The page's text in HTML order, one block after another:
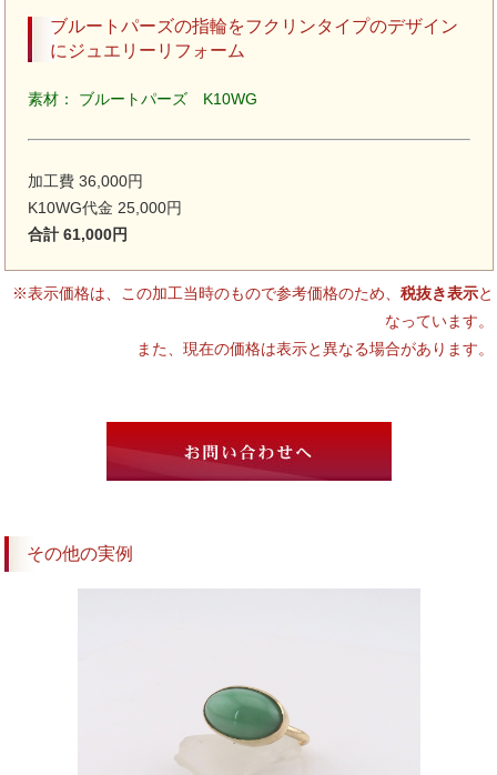
ブルートパーズの指輪をフクリンタイプのデザイン
にジュエリーリフォーム
素材： ブルートパーズ K10WG
加工費 36,000円
K10WG代金 25,000円
合計 61,000円
※表示価格は、この加工当時のもので参考価格のため、 税抜き表示と
なっています。
また、現在の価格は表示と異なる場合があります。
その他の実例